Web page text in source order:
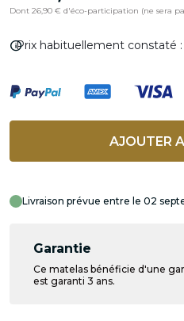
Dont 26,90 € d'éco-participation (ne sera
infoPrix habituellement constaté :
AJOUTER
Livraison prévue entre le 02
Garantie
Ce matelas bénéficie d'une
est garanti 3 ans.